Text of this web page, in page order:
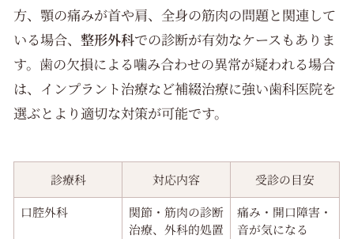
方、顎の痛みが首や肩、全身の筋肉の問題と関連して
いる場合、整形外科での診断が有効なケースもありま
す。歯の欠損による噛み合わせの異常が疑われる場合
は、インプラント治療など補綴治療に強い歯科医院を
選ぶとより適切な対策が可能です。
診療科 対応内容
受診の目安
口腔外科
関節・筋肉の診断
治療、外科的処置
痛み・開口障害・
音が気になる